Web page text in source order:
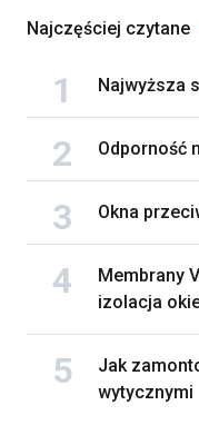
Najczęściej czytane
Najwyższa
Odporność
Okna
Membrany
izolacja
Jak
wytycznymi